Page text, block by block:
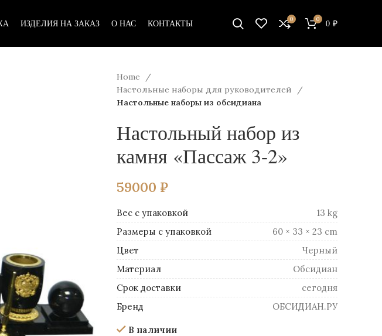
ИЗДЕЛИЯ НА ЗАКАЗ О НАС КОНТАКТЫ 0 0 0 ₽
Home
Настольные наборы для руководителей
Настольные наборы из обсидиана
Настольный набор из
камня «Пассаж 3-2»
59000 ₽
Вес
13 kg
Размеры
60 × 33 × 23 cm
Цвет
Черный
Материал
Обсидиан
Срок доставки
сегодня
Бренд
ОБСИДИАН.РУ
В наличии